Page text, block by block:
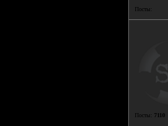
Посты:
Посты: 7110